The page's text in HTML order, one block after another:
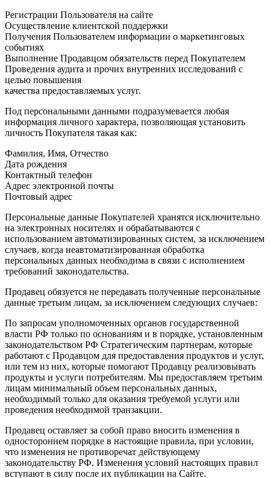
Регистрации Пользователя на сайте
Осуществление клиентской поддержки
Получения Пользователем информации о маркетинговых
событиях
Выполнение Продавцом обязательств перед Покупателем
Проведения аудита и прочих внутренних исследований с
целью повышения
качества предоставляемых услуг.
Под персональными данными подразумевается любая
информация личного характера, позволяющая установить
личность Покупателя такая как:
Фамилия, Имя, Отчество
Дата рождения
Контактный телефон
Адрес электронной почты
Почтовый адрес
Персональные данные Покупателей хранятся исключительно
на электронных носителях и обрабатываются с
использованием автоматизированных систем, за исключением
случаев, когда неавтоматизированная обработка
персональных данных необходима в связи с исполнением
требований законодательства.
Продавец обязуется не передавать полученные персональные
данные третьим лицам, за исключением следующих случаев:
По запросам уполномоченных органов государственной
власти РФ только по основаниям и в порядке, установленным
законодательством РФ Стратегическим партнерам, которые
работают с Продавцом для предоставления продуктов и услуг,
или тем из них, которые помогают Продавцу реализовывать
продукты и услуги потребителям. Мы предоставляем третьим
лицам минимальный объем персональных данных,
необходимый только для оказания требуемой услуги или
проведения необходимой транзакции.
Продавец оставляет за собой право вносить изменения в
одностороннем порядке в настоящие правила, при условии,
что изменения не противоречат действующему
законодательству РФ. Изменения условий настоящих правил
вступают в силу после их публикации на Сайте.